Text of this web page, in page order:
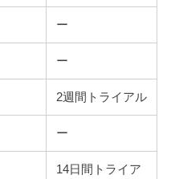
ー
ー
2週間トライアル
ー
14日間トライア